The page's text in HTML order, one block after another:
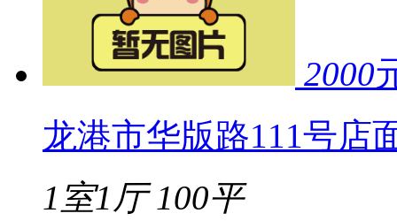
2000
龙港市华版路111号店
1室1厅 100平